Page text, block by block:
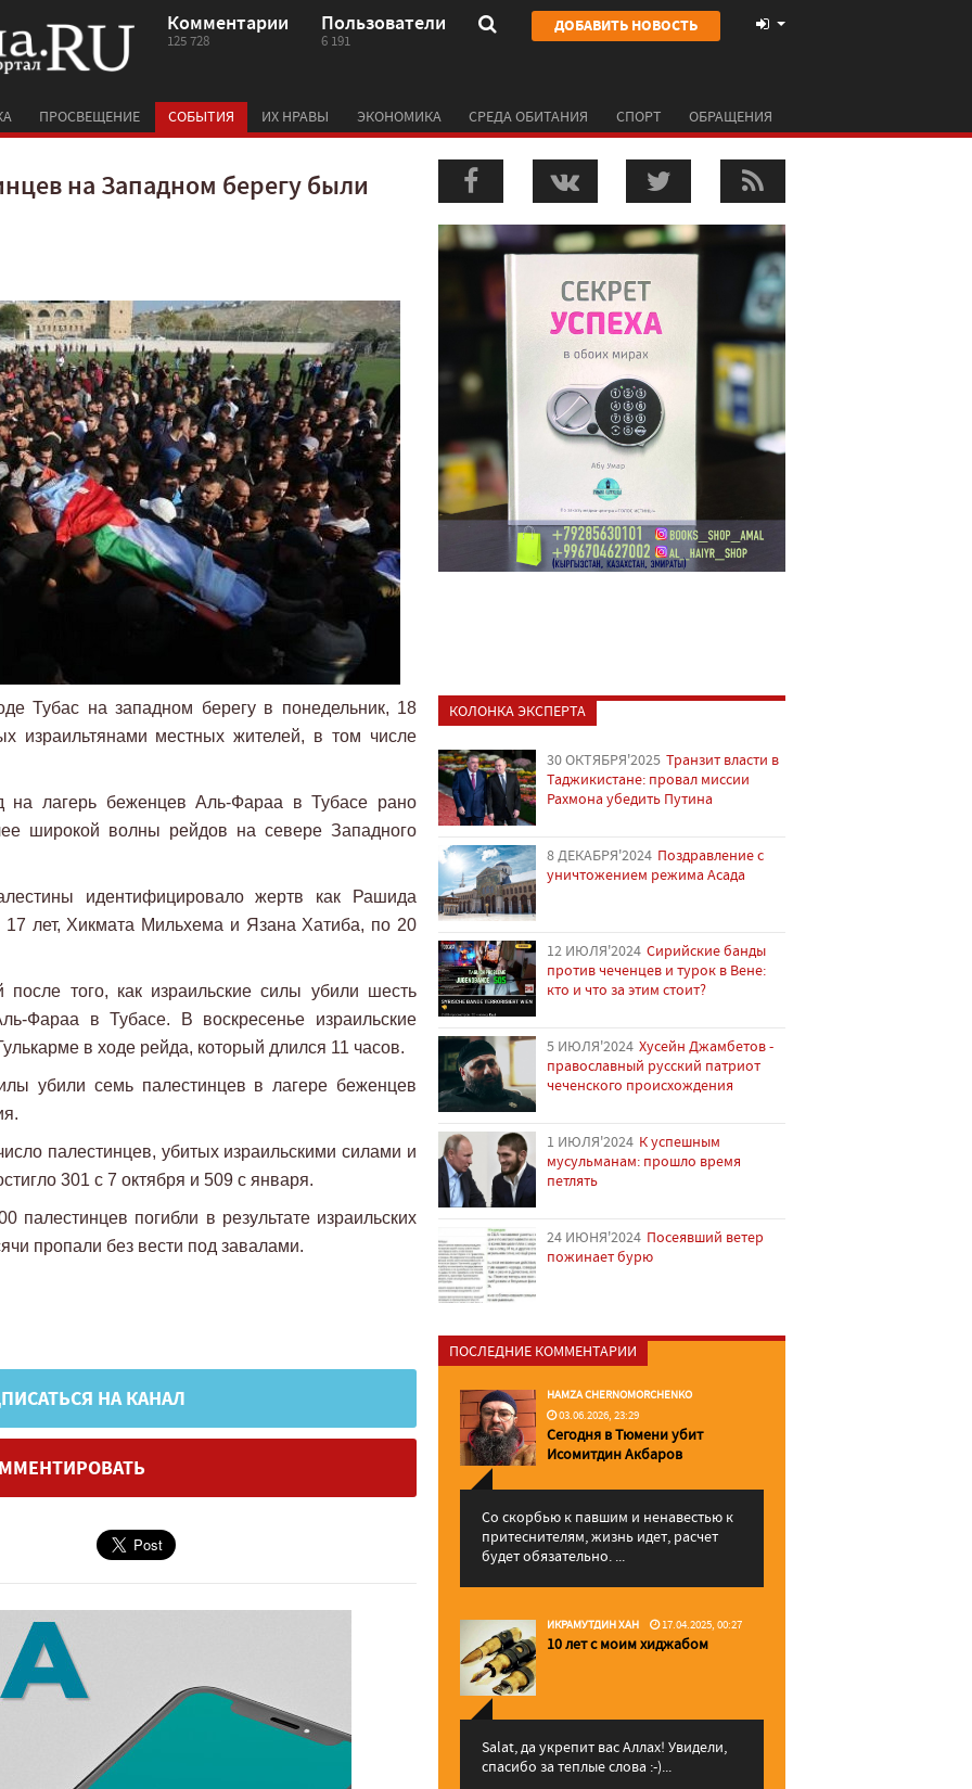
Комментарии
125 728
Пользователи
6 191
ДОБАВИТЬ НОВОСТЬ
ПРОСВЕЩЕНИЕ СОБЫТИЯ ИХ НРАВЫ ЭКОНОМИКА СРЕДА ОБИТАНИЯ СПОРТ ОБРАЩЕНИЯ
на Западном берегу были
Тубас на западном берегу в понедельник, 18
израильтянами местных жителей, в том числе
на лагерь беженцев Аль-Фараа в Тубасе рано
широкой волны рейдов на севере Западного
идентифицировало жертв как Рашида
лет, Хикмата Мильхема и Язана Хатиба, по 20
того, как израильские силы убили шесть
Фараа в Тубасе. В воскресенье израильские
в ходе рейда, который длился 11 часов.
убили семь палестинцев в лагере беженцев
палестинцев, убитых израильскими силами и
301 с 7 октября и 509 с января.
погибли в результате израильских
пропали без вести под завалами.
НА КАНАЛ
КОЛОНКА ЭКСПЕРТА
30 ОКТЯБРЯ'2025 Транзит власти в
Таджикистане: провал миссии
Рахмона убедить Путина
8 ДЕКАБРЯ'2024 Поздравление с
уничтожением режима Асада
12 ИЮЛЯ'2024 Сирийские банды
против чеченцев и турок в Вене:
кто и что за этим стоит?
5 ИЮЛЯ'2024 Хусейн Джамбетов -
православный русский патриот
чеченского происхождения
1 ИЮЛЯ'2024 К успешным
мусульманам: прошло время
петлять
24 ИЮНЯ'2024 Посеявший ветер
пожинает бурю
ПОСЛЕДНИЕ КОММЕНТАРИИ
HAMZA CHERNOMORCHENKO
03.06.2026, 23:29
Сегодня в Тюмени убит
Исомитдин Акбаров
Со скорбью к павшим и ненавестью к
притеснителям, жизнь идет, расчет
будет обязательно. ...
ИКРАМУТДИН ХАН 17.04.2025, 00:27
10 лет с моим хиджабом
Salat, да укрепит вас Аллаx! Увидели,
спасибо за теплые слова :-)...